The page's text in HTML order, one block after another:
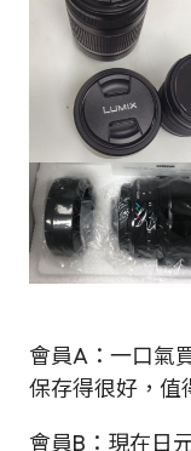
會員A：一口氣
保存得很好，值
會員B：現在日